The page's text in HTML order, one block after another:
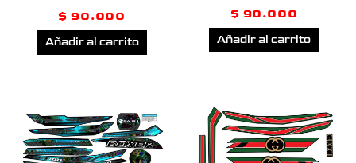
$ 90.000
Añadir al carrito
$ 90.000
Añadir al carrito